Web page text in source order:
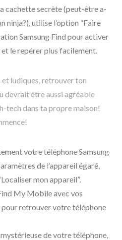
cachette secrète (peut-être a-
ninja?), utilise l’option “Faire
Samsung Find pour activer
le repérer plus facilement.
et ludiques, retrouver ton
devrait être aussi agréable
tech dans ta propre maison!
votre téléphone Samsung
de l’appareil égaré,
mon appareil”.
My Mobile avec vos
retrouver votre téléphone
de votre téléphone,